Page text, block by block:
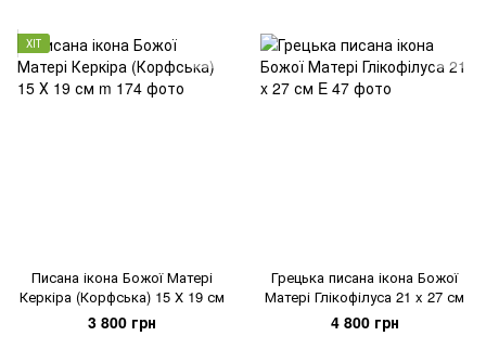
ХІТ
Писана ікона Божої Матері
Керкіра (Корфська) 15 Х 19 см
3 800 грн
Грецька писана ікона Божої
Матері Глікофілуса 21 x 27 см
4 800 грн